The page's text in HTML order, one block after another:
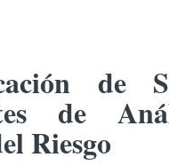
de
de
Riesgo